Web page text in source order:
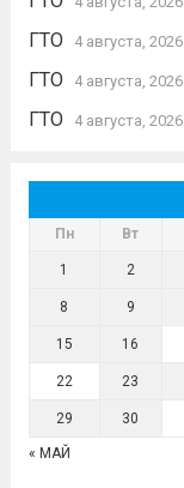
ГТО 4 августа, 2026
ГТО 4 августа, 2026
ГТО 4 августа, 2026
Пн Вт
1 2
8 9
15 16
22 23
29 30
« МАЙ